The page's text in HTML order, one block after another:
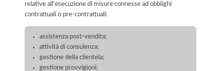
relative all’esecuzione di misure connesse ad obblighi
contrattuali o pre-contrattuali:
assistenza post-vendita;
attività di consulenza;
gestione della clientela;
gestione provvigioni;